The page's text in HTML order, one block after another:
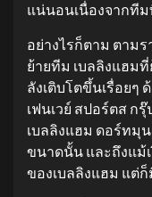
แน่นอนเนื่องจากทีม
อย่างไรก็ตาม ตามร
ย้ายทีม เบลลิงแฮม
ลังเติบโตขึ้นเรื่อยๆ
เฟนเวย์ สปอร์ตส ก
เบลลิงแฮม ดอร์ทมุ
ขนาดนั้น และถึงแม้เ
ของเบลลิงแฮม แต่